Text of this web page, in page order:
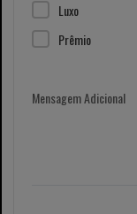
Luxo
Prêmio
Mensagem Adicional